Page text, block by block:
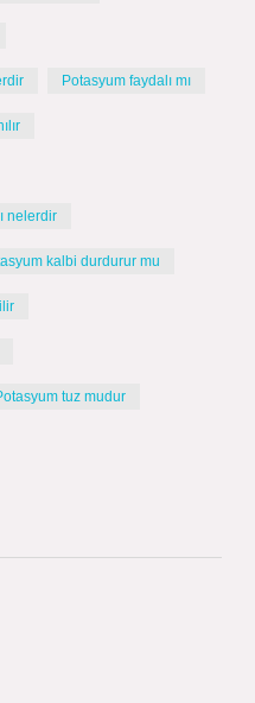
Potasyum faydalı mı
nelerdir
kalbi durdurur mu
tuz mudur